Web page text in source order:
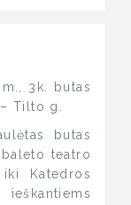
3k. butas
Tilto g.
butas
teatro
Katedros